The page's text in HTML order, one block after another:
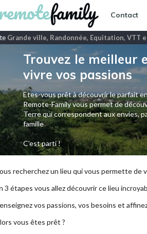
Contact
Grande ville, Randonnée, Equitation, VTT
Trouvez le meilleur
vivre vos passions
Etes-vous prêt à découvrir le parfait
Remote-Family vous permet de
Terre qui correspondent aux envies,
famille
C'est parti !
recherchez un lieu qui vous permette de
3 étapes vous allez découvrir ce lieu
vos passions, vos besoins et
vous êtes prêt ?